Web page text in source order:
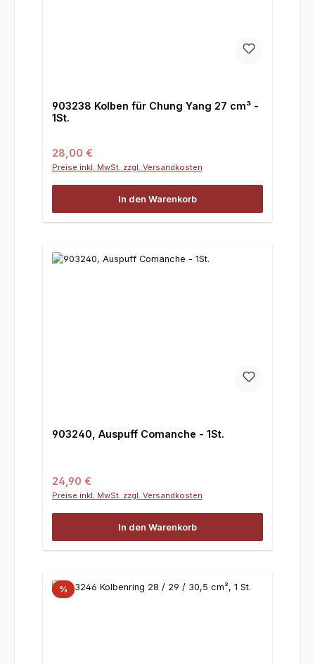
903238 Kolben für Chung Yang 27 cm³ -
1St.
Regulärer Preis:
28,00 €
Preise inkl. MwSt. zzgl. Versandkosten
In den Warenkorb
903240, Auspuff Comanche - 1St.
Regulärer Preis:
24,90 €
Preise inkl. MwSt. zzgl. Versandkosten
In den Warenkorb
%